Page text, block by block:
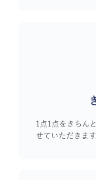
1点1点をきちん
せていただきます